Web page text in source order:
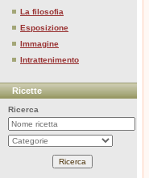
La filosofia
Esposizione
Immagine
Intrattenimento
Ricette
Ricerca